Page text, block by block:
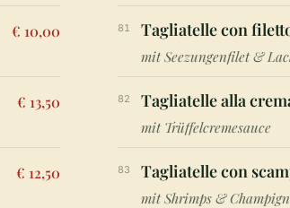
€ 10,00
€ 13,50
€ 12,50
81 Tagliatelle con
mit Seezungenfilet &
82 Tagliatelle alla
mit Trüffelcremesauce
83 Tagliatelle con
mit Shrimps &